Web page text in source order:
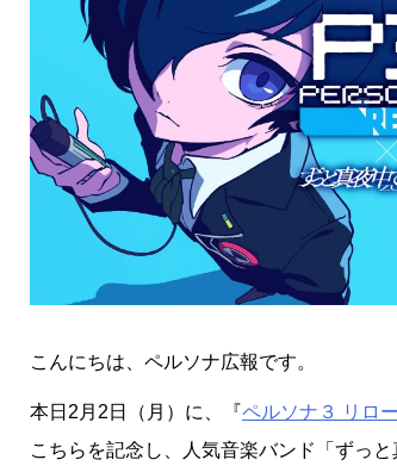
こんにちは、ペルソナ広報です。
本日2月2日（月）に、『ペルソナ３ リロ
こちらを記念し、人気音楽バンド「ずっ